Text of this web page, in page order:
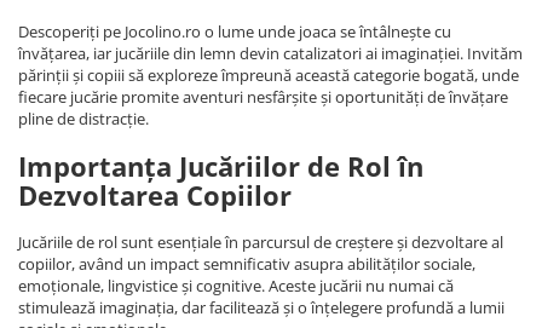
Descoperiți pe Jocolino.ro o lume unde joaca se întâlnește cu
învățarea, iar jucăriile din lemn devin catalizatori ai imaginației. Invităm
părinții și copiii să exploreze împreună această categorie bogată, unde
fiecare jucărie promite aventuri nesfârșite și oportunități de învățare
pline de distracție.
Importanța Jucăriilor de Rol în
Dezvoltarea Copiilor
Jucăriile de rol sunt esențiale în parcursul de creștere și dezvoltare al
copiilor, având un impact semnificativ asupra abilităților sociale,
emoționale, lingvistice și cognitive. Aceste jucării nu numai că
stimulează imaginația, dar facilitează și o înțelegere profundă a lumii